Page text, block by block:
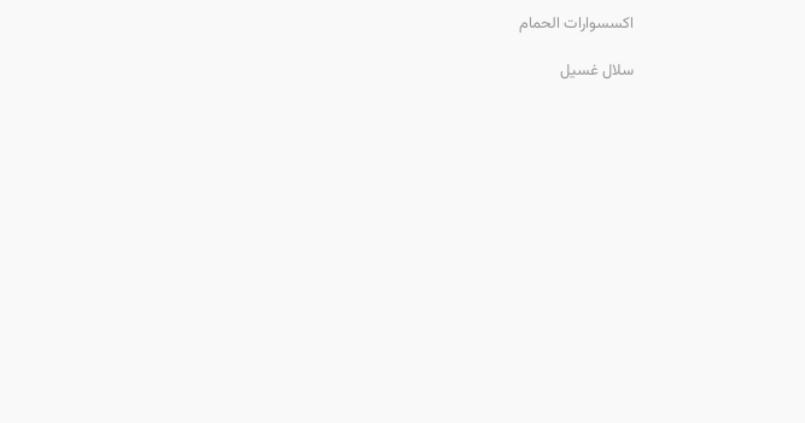
اكسسوارات الحمام
سلال غسيل